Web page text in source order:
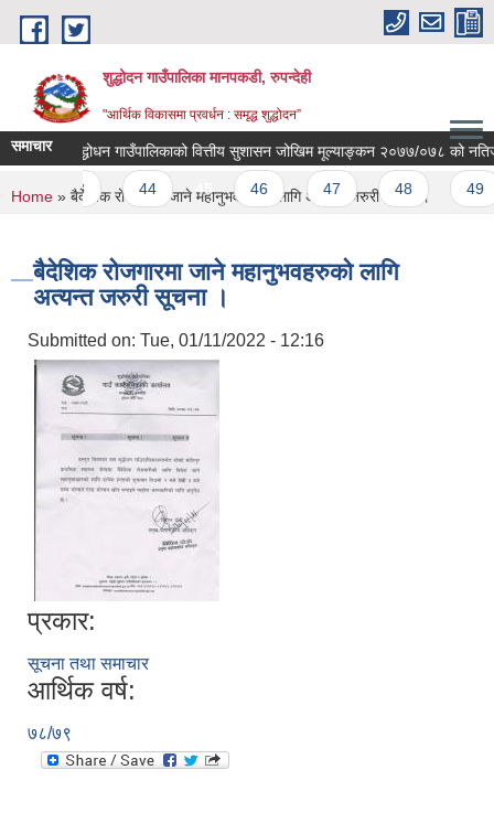
Skip to main content
शुद्धोदन गाउँपालिका मानपकडी, रुपन्देही
"आर्थिक विकासमा प्रवर्धन : समृद्ध शुद्धोदन”
समाचारशुद्धोधन गाउँपालिकाको वित्तीय सुशासन जोखिम मूल्याङ्कन २०७७/०७८ को नतिजा
44 45 46 47 48
You are here
Home » बैदेशिक रोजगारमा जाने महानुभवहरुको लागि अत्यन्त जरुरी सूचना ।
बैदेशिक रोजगारमा जाने महानुभवहरुको लागि
अत्यन्त जरुरी सूचना ।
Submitted on: Tue, 01/11/2022 - 12:16
प्रकार:
सूचना तथा समाचार
आर्थिक वर्ष:
७८/७९